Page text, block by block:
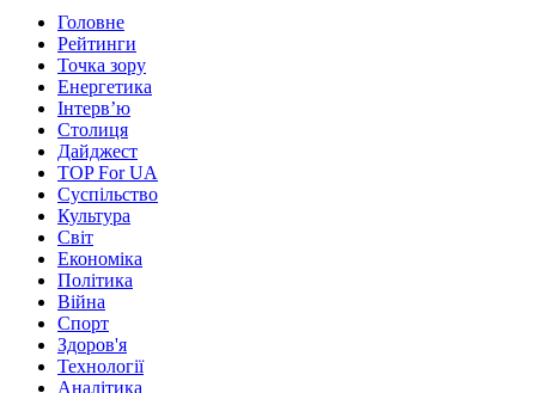
Головне
Рейтинги
Точка зору
Енергетика
Інтерв’ю
Столиця
Дайджест
TOP For UA
Суспiльство
Культура
Світ
Економіка
Політика
Війна
Спорт
Здоров'я
Технології
Аналітика